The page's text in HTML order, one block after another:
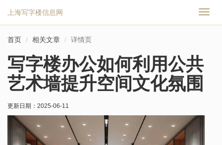
切
上海写字楼信息网
首页 相关文章 详情页
写字楼办公如何利用公共
艺术墙提升空间文化氛围
更新日期： 2025-06-11